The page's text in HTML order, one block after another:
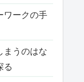
ワークの手
まうのはな
る